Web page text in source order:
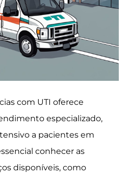
com UTI oferece
especializado,
a pacientes em
conhecer as
disponíveis, como